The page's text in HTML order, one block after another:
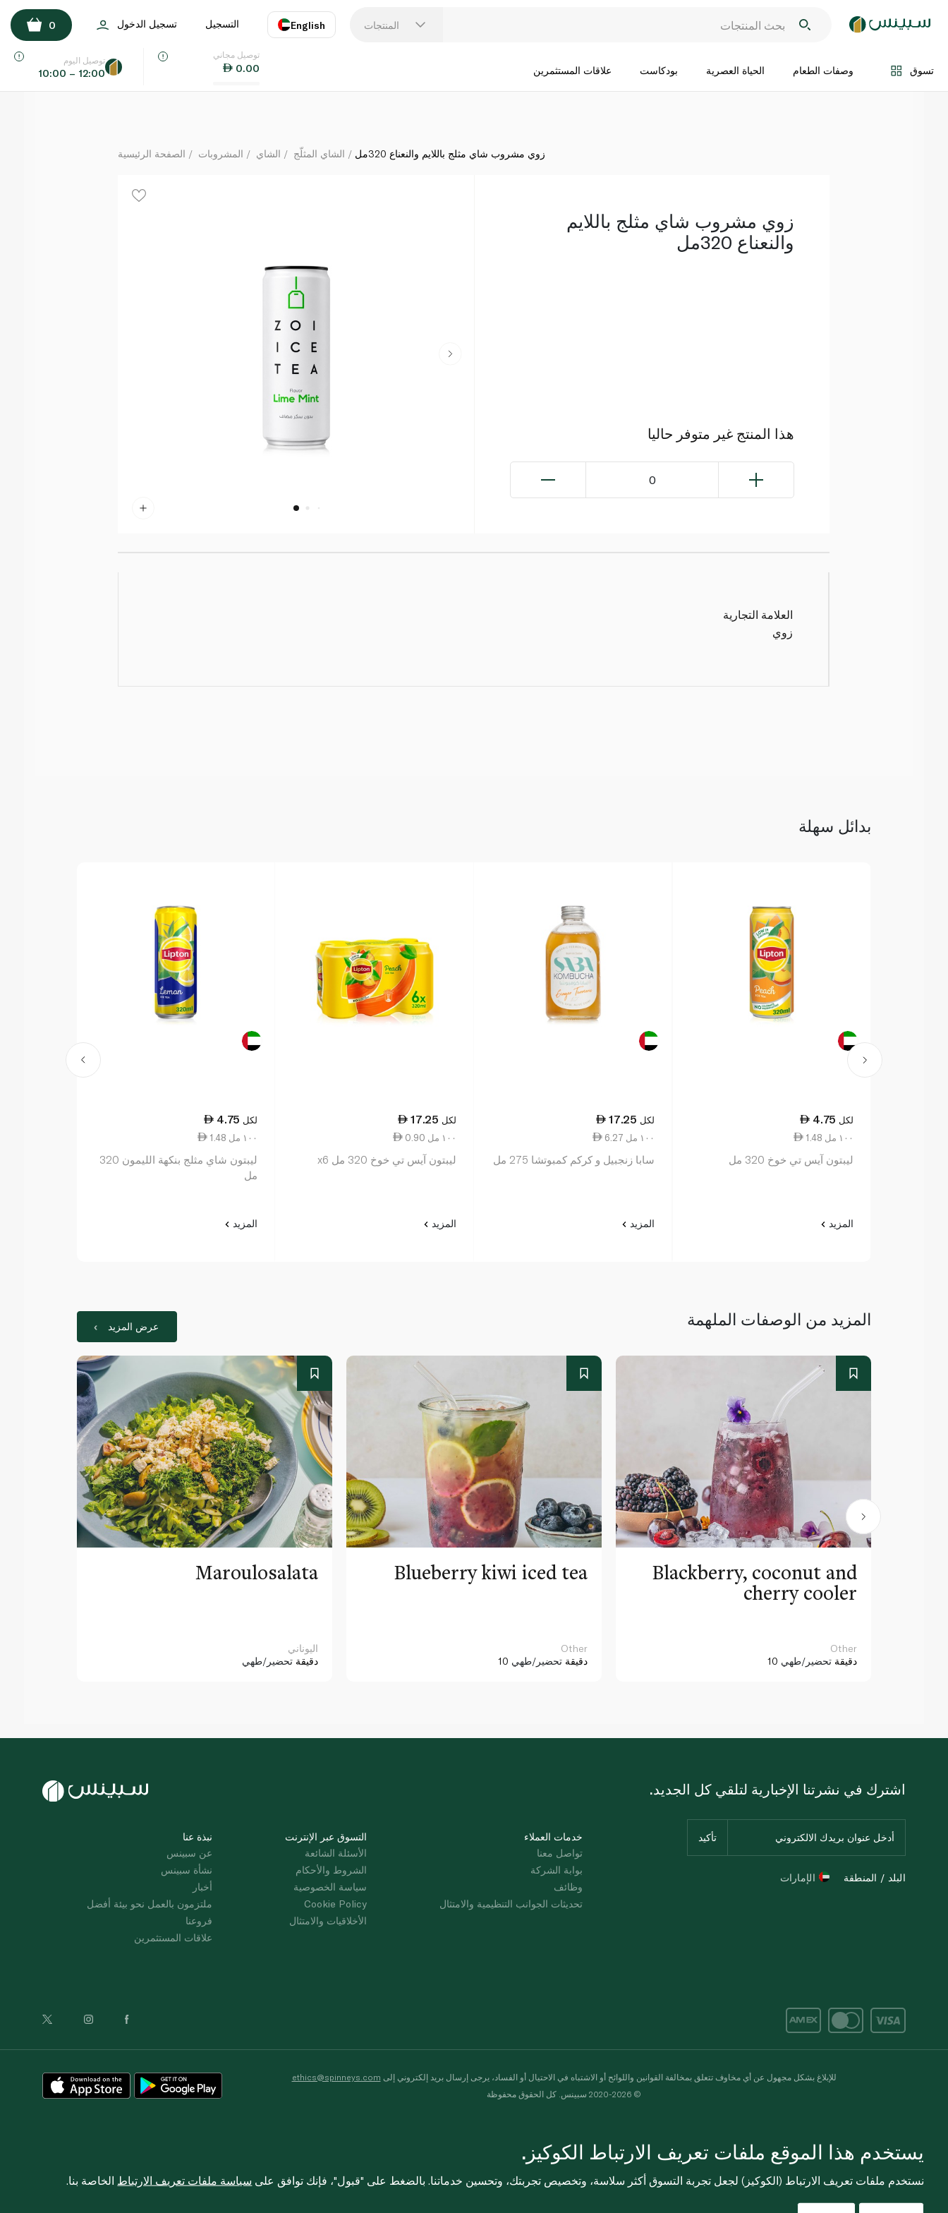
المنتجات English
اللغة
التسجيل تسجيل الدخول 0
تسوق وصفات الطعام الحياة العصرية بودكاست علاقات المستثمرين
توصيل مجاني
0.00
توصيل اليوم
10:00 – 12:00
اضف الى السلة
الصفحة الرئيسية المشروبات الشاي الشاي المثلّج زوي مشروب شاي مثلج باللايم والنعناع 320مل
زوي مشروب شاي مثلج باللايم
والنعناع 320مل
هذا المنتج غير متوفر حاليا
0
العلامة التجارية
زوي
بدائل سهلة
4.75 لكل
1.48 ١٠٠ مل
ليبتون آيس تي خوخ 320 مل
المزيد
17.25 لكل
6.27 ١٠٠ مل
سابا زنجبيل و كركم كمبوتشا 275 مل
المزيد
17.25 لكل
0.90 ١٠٠ مل
ليبتون آيس تي خوخ 320 مل x6
المزيد
4.75 لكل
1.48 ١٠٠ مل
ليبتون شاي مثلج بنكهة الليمون 320
مل
المزيد
المزيد من الوصفات الملهمة عرض المزيد
Maroulosalata
اليوناني
دقيقة تحضير/طهي
Blueberry kiwi iced tea
Other
10 دقيقة تحضير/طهي
Blackberry, coconut and
cherry cooler
Other
10 دقيقة تحضير/طهي
نبذة عنا
عن سبينس
نشأة سبينس
أخبار
ملتزمون بالعمل نحو بيئة أفضل
فروعنا
علاقات المستثمرين
التسوق عبر الإنترنت
الأسئلة الشائعة
الشروط والأحكام
سياسة الخصوصية
Cookie Policy
الأخلاقيات والامتثال
خدمات العملاء
تواصل معنا
بوابة الشركة
وظائف
تحديثات الجوانب التنظيمية والامتثال
اشترك في نشرتنا الإخبارية لتلقي كل الجديد.
البلد / المنطقة الإمارات
للإبلاغ بشكل مجهول عن أي مخاوف تتعلق بمخالفة القوانين واللوائح أو الاشتباه في الاحتيال أو الفساد، يرجى إرسال بريد إلكتروني إلى ethics@spinneys.com
© 2020-2026 سبينس. كل الحقوق محفوظة
يستخدم هذا الموقع ملفات تعريف الارتباط الكوكيز.
نستخدم ملفات تعريف الارتباط (الكوكيز) لجعل تجربة التسوق أكثر سلاسة، وتخصيص تجربتك، وتحسين خدماتنا. بالضغط على "قبول"، فإنك توافق على سياسة ملفات تعريف الارتباط الخاصة بنا.